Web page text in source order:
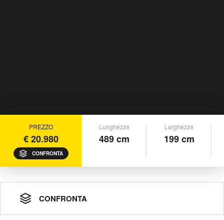
PREZZO
€ 20.980
CONFRONTA
Lunghezza
489 cm
Larghezza
199 cm
CONFRONTA